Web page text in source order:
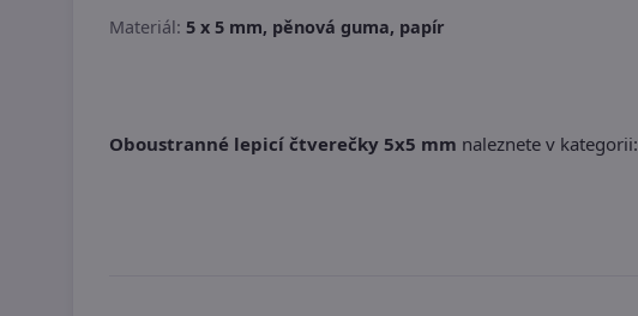
Materiál: 5 x 5 mm, pěnová guma, papír
Oboustranné lepicí čtverečky 5x5 mm naleznete v kategorii: